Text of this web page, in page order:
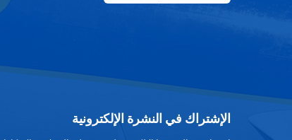
الإشتراك في النشرة الإلكترونية